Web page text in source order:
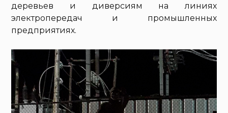
деревьев и диверсиям на линиях
электропередач и промышленных
предприятиях.